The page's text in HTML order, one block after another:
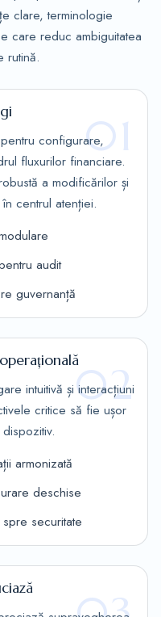
clare, terminologie
care reduc ambiguitatea
rutină.
01
configurare,
fluxurilor financiare.
a modificărilor și
centrul atenției.
audit
guvernanță
02
intuitivă și interacțiuni
critice să fie ușor
armonizată
deschise
securitate